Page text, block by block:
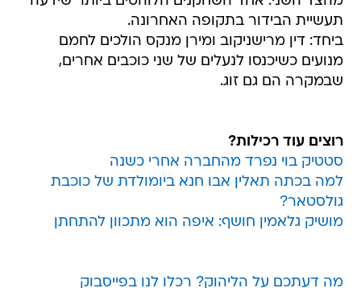
תעשיית הבידור בתקופה האחרונה.
ביחד: דין מרישניקוב ומירן מנקס הולכים לחמם
מנועים כשיכנסו לנעלים של שני כוכבים אחרים,
שבמקרה הם גם זוג.
רוצים עוד רכילות?
סטטיק בוי נפרד מהחברה אחרי כשנה
למה בכתה תאלין אבו חנא ביומולדת של כוכבת
גולסטאר?
מושיק גלאמין חושף: איפה הוא מתכוון להתחתן
מה דעתכם על הליהוק? רכלו לנו בפייסבוק